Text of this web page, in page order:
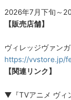
2026年7月下旬～
【販売店舗】
ヴィレッジヴァン
https://vvstore.jp/
【関連リンク】
▼『TVアニメ ヴィ